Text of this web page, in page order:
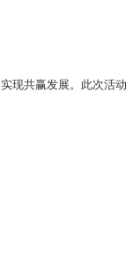
合作领域，实现共赢